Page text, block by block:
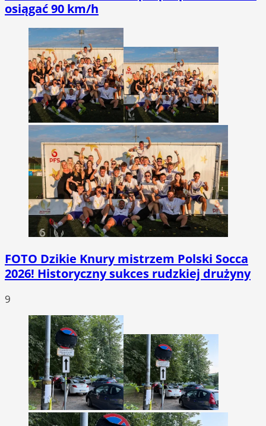
osiągać 90 km/h
FOTO Dzikie Knury mistrzem Polski Socca
2026! Historyczny sukces rudzkiej drużyny
9